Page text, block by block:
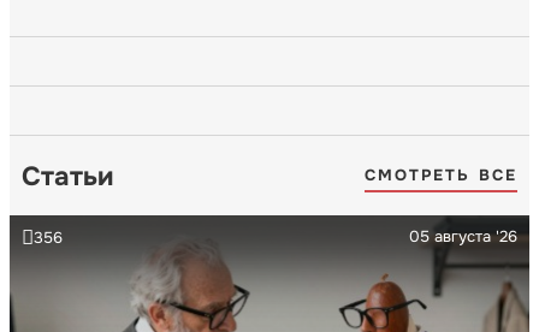
Статьи СМОТРЕТЬ ВСЕ
05 августа '26
356